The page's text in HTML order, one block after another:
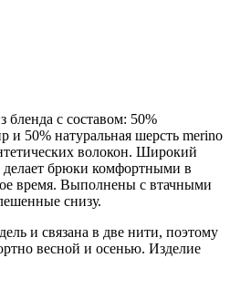
с составом: 50%
50% натуральная шерсть merino
волокон. Широкий
делает брюки комфортными в
время. Выполнены с втачными
снизу.
и связана в две нити, поэтому
весной и осенью. Изделие